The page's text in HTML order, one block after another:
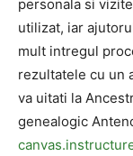
personala si
utilizat, iar
mult intregul
rezultatele cu un
va uitati la
genealogic